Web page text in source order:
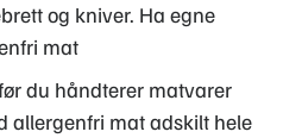
og kniver. Ha egne
mat
du håndterer matvarer
allergenfri mat adskilt hele